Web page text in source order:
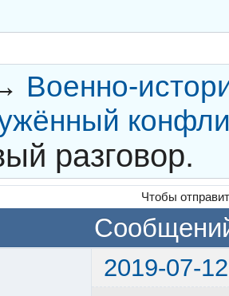
Военно-
разговор.
Чтобы
2019-07-